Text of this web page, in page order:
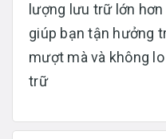
lượng lưu trữ lớn
giúp bạn tận hưởng
mượt mà và không
trữ